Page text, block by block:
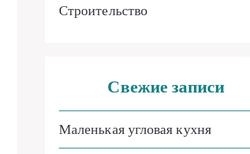
Строительство
Свежие записи
Маленькая угловая кухня